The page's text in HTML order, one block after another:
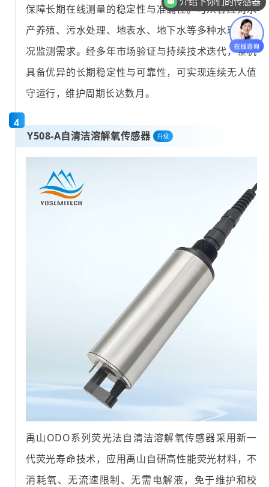
保障长期在线测量的稳定性与准确性。可从容应对水
产养殖、污水处理、地表水、地下水等多种水环境工
况监测需求。经多年市场验证与持续技术迭代，整机
具备优异的长期稳定性与可靠性，可实现连续无人值
守运行，维护周期长达数月。
4
Y508-A自清洁溶解氧传感器 升级
禹山ODO系列荧光法自清洁溶解氧传感器采用新一
代荧光寿命技术，应用禹山自研高性能荧光材料，不
消耗氧、无流速限制、无需电解液，免于维护和校